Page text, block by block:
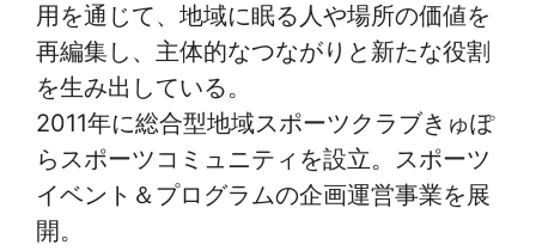
用を通じて、地域に眠る人や場所の価値を
再編集し、主体的なつながりと新たな役割
を生み出している。
2011年に総合型地域スポーツクラブきゅぽ
らスポーツコミュニティを設立。スポーツ
イベント＆プログラムの企画運営事業を展
開。